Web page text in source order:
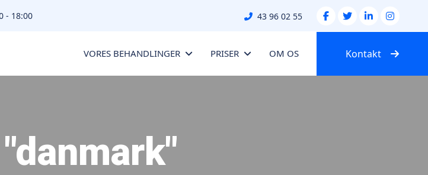
- 18:00 43 96 02 55
VORES BEHANDLINGER PRISER OM OS Kontakt